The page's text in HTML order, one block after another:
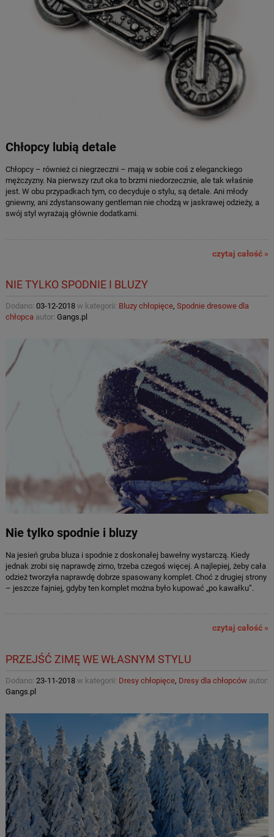
Chłopcy lubią detale
Chłopcy – również ci niegrzeczni – mają w sobie coś z eleganckiego
mężczyzny. Na pierwszy rzut oka to brzmi niedorzecznie, ale tak właśnie
jest. W obu przypadkach tym, co decyduje o stylu, są detale. Ani młody
gniewny, ani zdystansowany gentleman nie chodzą w jaskrawej odzieży, a
swój styl wyrażają głównie dodatkami.
czytaj całość »
NIE TYLKO SPODNIE I BLUZY
Dodano: 03-12-2018w kategorii: Bluzy chłopięce, Spodnie dresowe dla
chłopca autor: Gangs.pl
Nie tylko spodnie i bluzy
Na jesień gruba bluza i spodnie z doskonałej bawełny wystarczą. Kiedy
jednak zrobi się naprawdę zimo, trzeba czegoś więcej. A najlepiej, żeby cała
odzież tworzyła naprawdę dobrze spasowany komplet. Choć z drugiej strony
– jeszcze fajniej, gdyby ten komplet można było kupować „po kawałku”.
czytaj całość »
PRZEJŚĆ ZIMĘ WE WŁASNYM STYLU
Dodano: 23-11-2018w kategorii: Dresy chłopięce, Dresy dla chłopcówautor:
Gangs.pl